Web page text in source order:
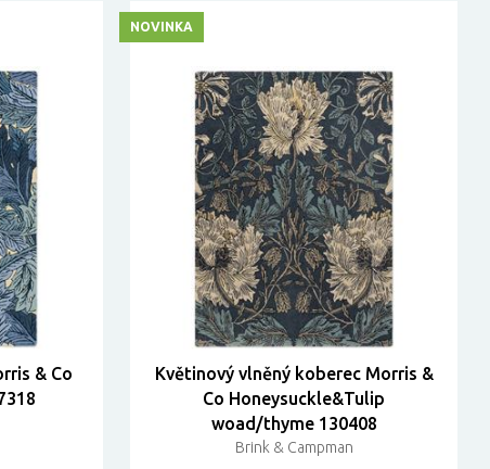
& Co
Květinový vlněný koberec Morris &
Co Honeysuckle&Tulip
woad/thyme 130408
Brink & Campman
NOVINKA